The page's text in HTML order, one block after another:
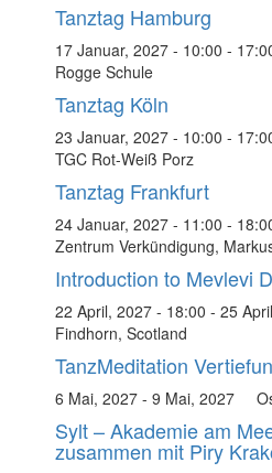
Tanztag Hamburg
17 Januar, 2027 - 10:00 -
Rogge Schule
Tanztag Köln
23 Januar, 2027 - 10:00 -
TGC Rot-Weiß Porz
Tanztag Frankfurt
24 Januar, 2027 - 11:00 -
Zentrum Verkündigung,
Introduction to Mevlevi
22 April, 2027 - 18:00 - 25
Findhorn, Scotland
TanzMeditation
6 Mai, 2027 - 9 Mai, 2027
Sylt – Akademie am
zusammen mit Piry